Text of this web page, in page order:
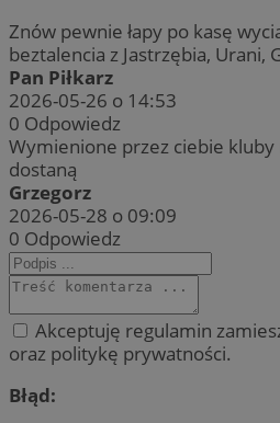
Znów pewnie łapy po kasę
beztalencia z Jastrzębia, Urani,
Pan Piłkarz
2026-05-26 o 14:53
0 Odpowiedz
Wymienione przez ciebie
dostaną
Grzegorz
2026-05-28 o 09:09
0 Odpowiedz
Akceptuję regulamin
oraz politykę prywatności.
Błąd: